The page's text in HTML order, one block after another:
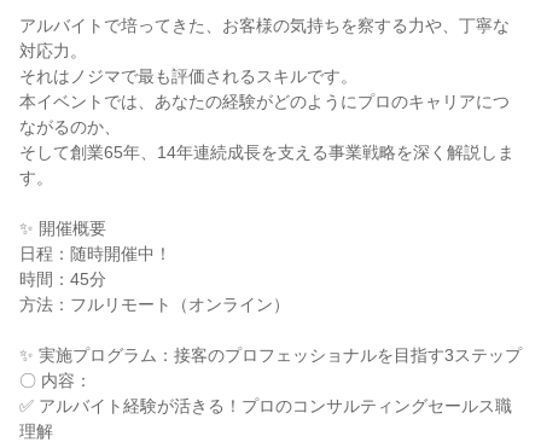
アルバイトで培ってきた、お客様の気持ちを察する力や、丁寧な
対応力。
それはノジマで最も評価されるスキルです。
本イベントでは、あなたの経験がどのようにプロのキャリアにつ
ながるのか、
そして創業65年、14年連続成長を支える事業戦略を深く解説しま
す。
✨ 開催概要
日程：随時開催中！
時間：45分
方法：フルリモート（オンライン）
✨ 実施プログラム：接客のプロフェッショナルを目指す3ステップ
〇 内容：
✅ アルバイト経験が活きる！プロのコンサルティングセールス職
理解